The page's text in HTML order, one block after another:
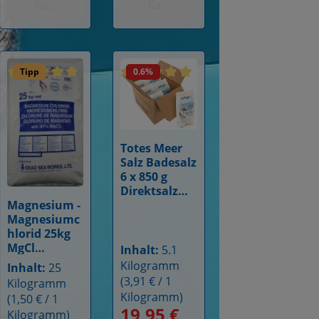
Sternenvon 4.9 von 5 Sternen
Tipp
Durchschnittliche Bewertung von 5 von 5 Sternen
Details
Magnesium -
Magnesiumc
hlorid 25kg
MgCl
Kosmetikqua
lität
Inhalt: 25
Kilogramm
(1,50 € / 1
Kilogramm)
0.6%
Durchschnittliche Bewertung von
Details
Totes Meer
Salz Badesalz
6 x 850 g
Direktsalz
Inhalt: 5.1
Kilogramm
(3,91 € / 1
Kilogramm)
Verkaufspreis:
19,95 €